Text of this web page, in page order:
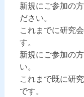
新規にご参加の
ださい。
これまでに研究
す。
新規にご参加の
い。
これまで既に研
です。